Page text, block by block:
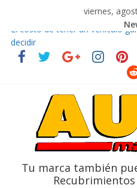
viernes,
El costo de tener un vehículo
decidir
Ultima película ‘Spider‑Man:
La Vuelta al Ecuador 2026,
La FEDAK recibe 12 Sinotruk
Tu marca también